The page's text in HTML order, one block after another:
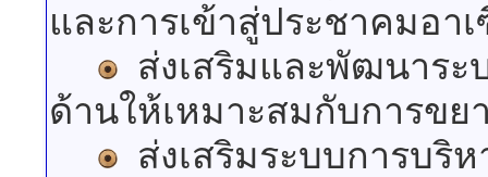
และการเข้าสู่ประชาคมอา
ส่งเสริมและพัฒนาระ
ด้านให้เหมาะสมกับการขย
ส่งเสริมระบบการบริ